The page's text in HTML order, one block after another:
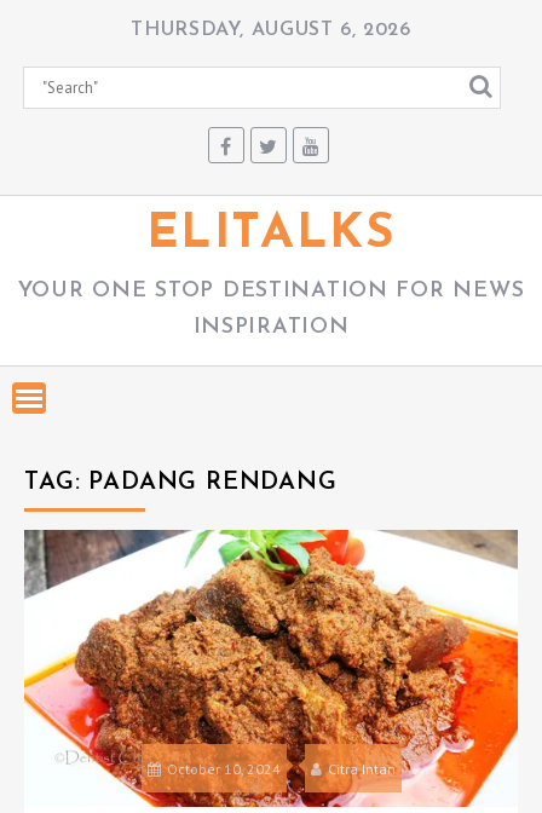
THURSDAY, AUGUST 6, 2026
ELITALKS
YOUR ONE STOP DESTINATION FOR NEWS
INSPIRATION
TAG: PADANG RENDANG
October 10, 2024 Citra Intan